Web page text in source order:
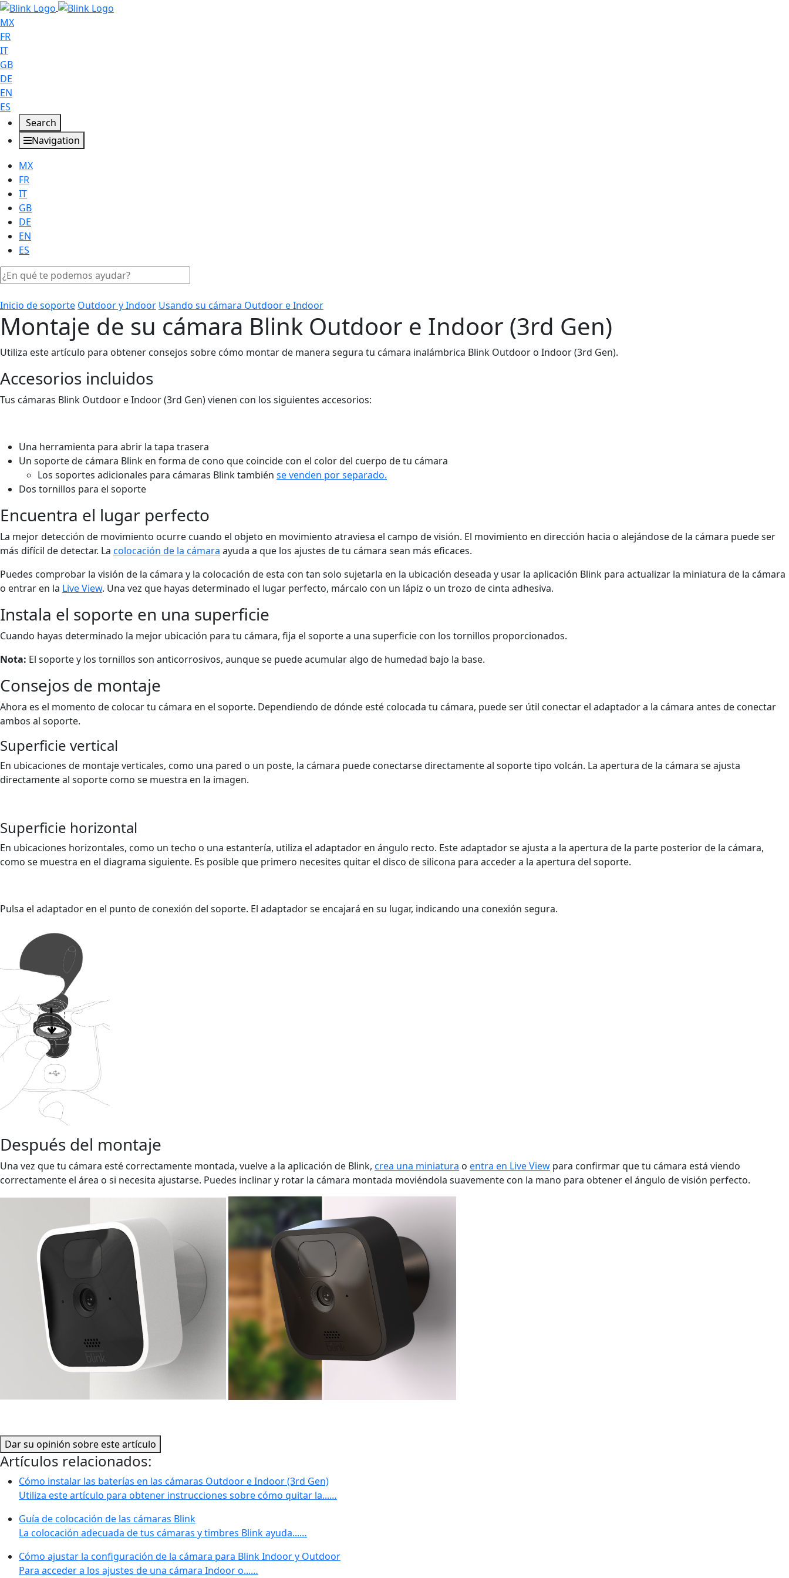
MX
FR
IT
GB
DE
EN
ES
Search
Navigation
MX
FR
IT
GB
DE
EN
ES
Inicio de soporte Outdoor y Indoor Usando su cámara Outdoor e Indoor
Montaje de su cámara Blink Outdoor e Indoor (3rd Gen)
Utiliza este artículo para obtener consejos sobre cómo montar de manera segura tu cámara inalámbrica Blink Outdoor o Indoor (3rd Gen).
Accesorios incluidos
Tus cámaras Blink Outdoor e Indoor (3rd Gen) vienen con los siguientes accesorios:
Una herramienta para abrir la tapa trasera
Un soporte de cámara Blink en forma de cono que coincide con el color del cuerpo de tu cámara
Los soportes adicionales para cámaras Blink también se venden por separado.
Dos tornillos para el soporte
Encuentra el lugar perfecto
La mejor detección de movimiento ocurre cuando el objeto en movimiento atraviesa el campo de visión. El movimiento en dirección hacia o alejándose de la cámara puede ser
más difícil de detectar. La colocación de la cámara ayuda a que los ajustes de tu cámara sean más eficaces.
Puedes comprobar la visión de la cámara y la colocación de esta con tan solo sujetarla en la ubicación deseada y usar la aplicación Blink para actualizar la miniatura de la cámara
o entrar en la Live View. Una vez que hayas determinado el lugar perfecto, márcalo con un lápiz o un trozo de cinta adhesiva.
Instala el soporte en una superficie
Cuando hayas determinado la mejor ubicación para tu cámara, fija el soporte a una superficie con los tornillos proporcionados.
Nota: El soporte y los tornillos son anticorrosivos, aunque se puede acumular algo de humedad bajo la base.
Consejos de montaje
Ahora es el momento de colocar tu cámara en el soporte. Dependiendo de dónde esté colocada tu cámara, puede ser útil conectar el adaptador a la cámara antes de conectar
ambos al soporte.
Superficie vertical
En ubicaciones de montaje verticales, como una pared o un poste, la cámara puede conectarse directamente al soporte tipo volcán. La apertura de la cámara se ajusta
directamente al soporte como se muestra en la imagen.
Superficie horizontal
En ubicaciones horizontales, como un techo o una estantería, utiliza el adaptador en ángulo recto. Este adaptador se ajusta a la apertura de la parte posterior de la cámara,
como se muestra en el diagrama siguiente. Es posible que primero necesites quitar el disco de silicona para acceder a la apertura del soporte.
Pulsa el adaptador en el punto de conexión del soporte. El adaptador se encajará en su lugar, indicando una conexión segura.
Después del montaje
Una vez que tu cámara esté correctamente montada, vuelve a la aplicación de Blink, crea una miniatura o entra en Live View para confirmar que tu cámara está viendo
correctamente el área o si necesita ajustarse. Puedes inclinar y rotar la cámara montada moviéndola suavemente con la mano para obtener el ángulo de visión perfecto.
Dar su opinión sobre este artículo
Artículos relacionados:
Cómo instalar las baterías en las cámaras Outdoor e Indoor (3rd Gen)
Utiliza este artículo para obtener instrucciones sobre cómo quitar la...…
Guía de colocación de las cámaras Blink
La colocación adecuada de tus cámaras y timbres Blink ayuda...…
Cómo ajustar la configuración de la cámara para Blink Indoor y Outdoor
Para acceder a los ajustes de una cámara Indoor o...…